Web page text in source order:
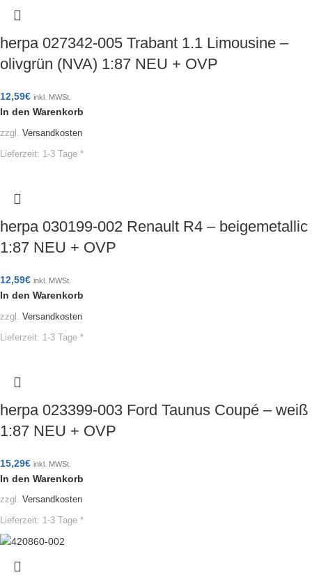
herpa 027342-005 Trabant 1.1 Limousine –
olivgrün (NVA) 1:87 NEU + OVP
12,59€ inkl. MWSt.
In den Warenkorb
zzgl. Versandkosten
Lieferzeit: 1-3 Tage *
herpa 030199-002 Renault R4 – beigemetallic
1:87 NEU + OVP
12,59€ inkl. MWSt.
In den Warenkorb
zzgl. Versandkosten
Lieferzeit: 1-3 Tage *
herpa 023399-003 Ford Taunus Coupé – weiß
1:87 NEU + OVP
15,29€ inkl. MWSt.
In den Warenkorb
zzgl. Versandkosten
Lieferzeit: 1-3 Tage *